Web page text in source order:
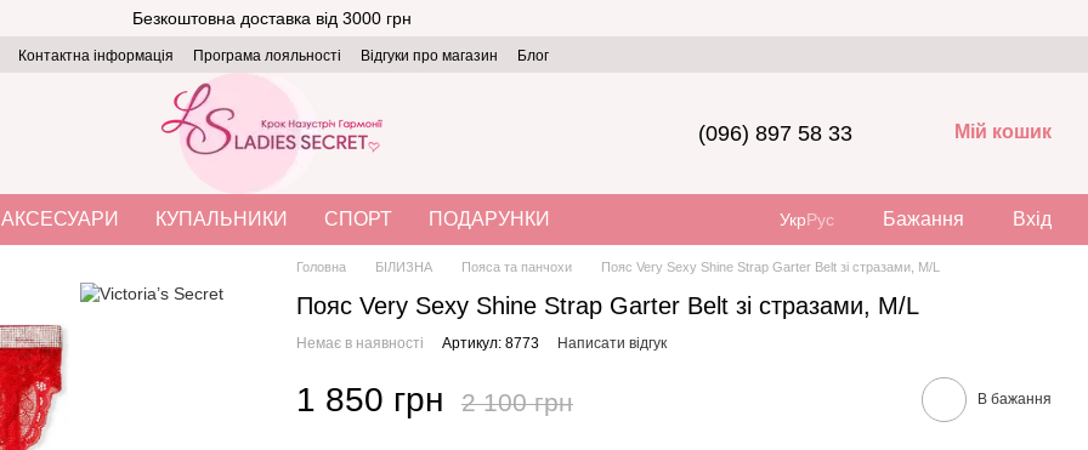
Безкоштовна доставка від 3000 грн
Контактна інформація Програма лояльності Відгуки про магазин Блог
(096) 897 58 33 Мій кошик
АКСЕСУАРИ КУПАЛЬНИКИ СПОРТ ПОДАРУНКИ УкрРус Бажання Вхід
Головна БІЛИЗНА Пояса та панчохи Пояс Very Sexy Shine Strap Garter Belt зі стразами, M/L
Пояс Very Sexy Shine Strap Garter Belt зі стразами, M/L
Немає в наявності Артикул: 8773 Написати відгук
1 850 грн 2 100 грн В бажання